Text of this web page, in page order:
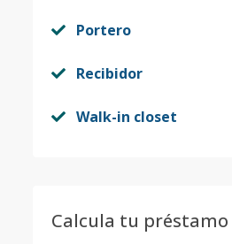
Portero
Recibidor
Walk-in closet
Calcula tu préstamo